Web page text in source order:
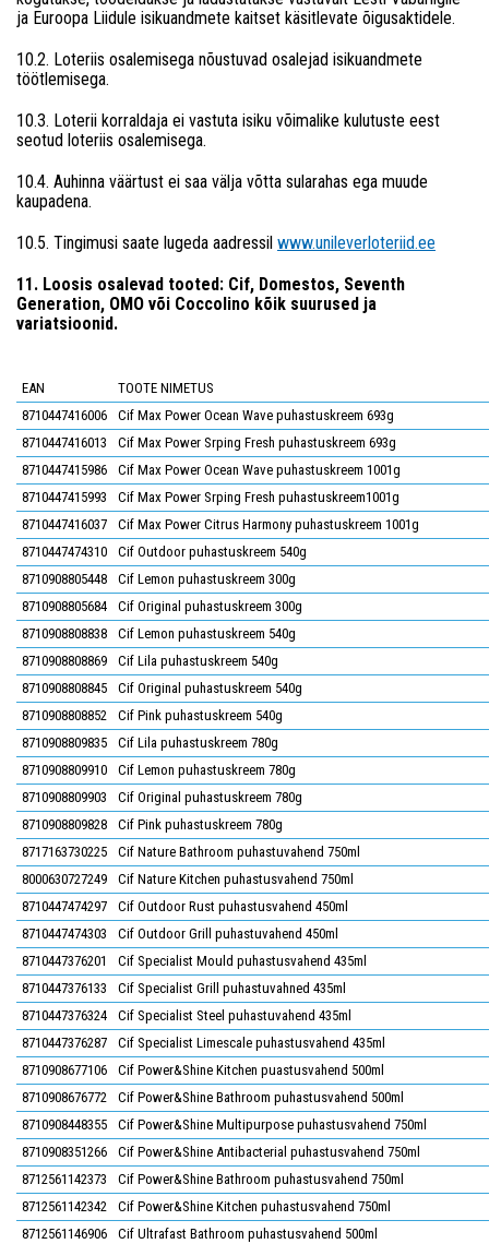
ja Euroopa Liidule isikuandmete kaitset käsitlevate õigusaktidele.
10.2. Loteriis osalemisega nõustuvad osalejad isikuandmete
töötlemisega.
10.3. Loterii korraldaja ei vastuta isiku võimalike kulutuste eest
seotud loteriis osalemisega.
10.4. Auhinna väärtust ei saa välja võtta sularahas ega muude
kaupadena.
10.5. Tingimusi saate lugeda aadressil www.unileverloteriid.ee
11. Loosis osalevad tooted: Cif, Domestos, Seventh
Generation, OMO või Coccolino kõik suurused ja
variatsioonid.
EAN
TOOTE NIMETUS
8710447416006
Cif Max Power Ocean Wave puhastuskreem 693g
8710447416013
Cif Max Power Srping Fresh puhastuskreem 693g
8710447415986
Cif Max Power Ocean Wave puhastuskreem 1001g
8710447415993
Cif Max Power Srping Fresh puhastuskreem1001g
8710447416037
Cif Max Power Citrus Harmony puhastuskreem 1001g
8710447474310
Cif Outdoor puhastuskreem 540g
8710908805448
Cif Lemon puhastuskreem 300g
8710908805684
Cif Original puhastuskreem 300g
8710908808838
Cif Lemon puhastuskreem 540g
8710908808869
Cif Lila puhastuskreem 540g
8710908808845
Cif Original puhastuskreem 540g
8710908808852
Cif Pink puhastuskreem 540g
8710908809835
Cif Lila puhastuskreem 780g
8710908809910
Cif Lemon puhastuskreem 780g
8710908809903
Cif Original puhastuskreem 780g
8710908809828
Cif Pink puhastuskreem 780g
8717163730225
Cif Nature Bathroom puhastuvahend 750ml
8000630727249
Cif Nature Kitchen puhastusvahend 750ml
8710447474297
Cif Outdoor Rust puhastusvahend 450ml
8710447474303
Cif Outdoor Grill puhastuvahend 450ml
8710447376201
Cif Specialist Mould puhastusvahend 435ml
8710447376133
Cif Specialist Grill puhastuvahned 435ml
8710447376324
Cif Specialist Steel puhastuvahend 435ml
8710447376287
Cif Specialist Limescale puhastusvahend 435ml
8710908677106
Cif Power&Shine Kitchen puastusvahend 500ml
8710908676772
Cif Power&Shine Bathroom puhastusvahend 500ml
8710908448355
Cif Power&Shine Multipurpose puhastusvahend 750ml
8710908351266
Cif Power&Shine Antibacterial puhastusvahend 750ml
8712561142373
Cif Power&Shine Bathroom puhastusvahend 750ml
8712561142342
Cif Power&Shine Kitchen puhastusvahend 750ml
8712561146906
Cif Ultrafast Bathroom puhastusvahend 500ml